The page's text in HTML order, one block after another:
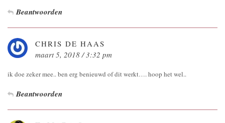
Beantwoorden
CHRIS DE HAAS
maart 5, 2018 / 3:32 pm
ik doe zeker mee.. ben erg benieuwd of dit werkt…. hoop het wel..
Beantwoorden